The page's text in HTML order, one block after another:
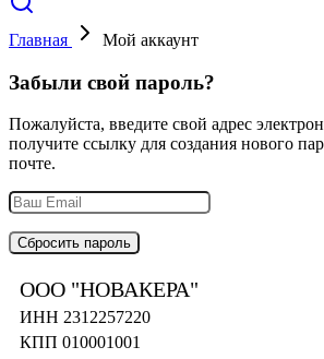
Главная Мой аккаунт
Забыли свой пароль?
Пожалуйста, введите свой адрес
получите ссылку для создания нового
почте.
Сбросить пароль
ООО "НОВАКЕРА"
ИНН 2312257220
КПП 010001001